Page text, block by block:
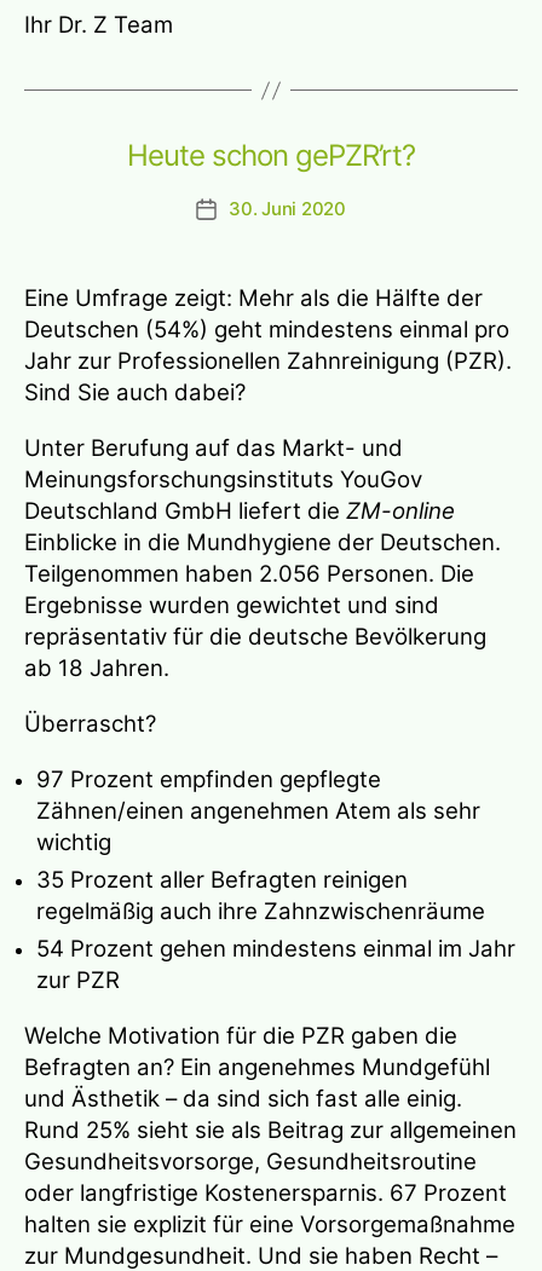
Ihr Dr. Z Team
Heute schon gePZR’rt?
Beitragsdatum
30. Juni 2020
Eine Umfrage zeigt: Mehr als die Hälfte der
Deutschen (54%) geht mindestens einmal pro
Jahr zur Professionellen Zahnreinigung (PZR).
Sind Sie auch dabei?
Unter Berufung auf das Markt- und
Meinungsforschungsinstituts YouGov
Deutschland GmbH liefert die ZM-online
Einblicke in die Mundhygiene der Deutschen.
Teilgenommen haben 2.056 Personen. Die
Ergebnisse wurden gewichtet und sind
repräsentativ für die deutsche Bevölkerung
ab 18 Jahren.
Überrascht?
97 Prozent empfinden gepflegte
Zähnen/einen angenehmen Atem als sehr
wichtig
35 Prozent aller Befragten reinigen
regelmäßig auch ihre Zahnzwischenräume
54 Prozent gehen mindestens einmal im Jahr
zur PZR
Welche Motivation für die PZR gaben die
Befragten an? Ein angenehmes Mundgefühl
und Ästhetik – da sind sich fast alle einig.
Rund 25% sieht sie als Beitrag zur allgemeinen
Gesundheitsvorsorge, Gesundheitsroutine
oder langfristige Kostenersparnis. 67 Prozent
halten sie explizit für eine Vorsorgemaßnahme
zur Mundgesundheit. Und sie haben Recht –